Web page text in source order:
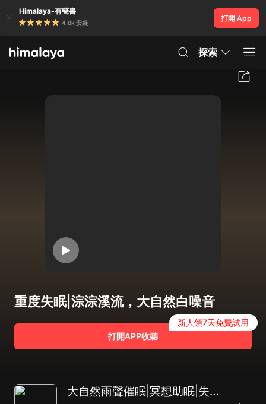
Himalaya-有聲書
4.8k 安裝
打開 App
探索
重度失眠|淙淙溪流，大自然白噪音
打開APP收聽
新人領7天免費試用
大自然雨聲催眠|冥想助眠|失眠患者的福音